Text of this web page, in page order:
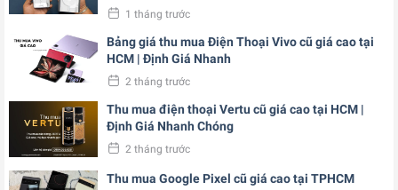
1 tháng trước
Bảng giá thu mua Điện Thoại Vivo cũ giá cao tại
HCM | Định Giá Nhanh
2 tháng trước
Thu mua điện thoại Vertu cũ giá cao tại HCM |
Định Giá Nhanh Chóng
2 tháng trước
Thu mua Google Pixel cũ giá cao tại TPHCM